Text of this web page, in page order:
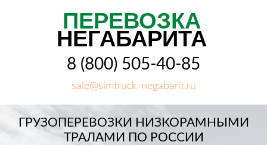
ПЕРЕВОЗКА
НЕГАБАРИТА
8 (800) 505-40-85
sale@simtruck-negabarit.ru
ГРУЗОПЕРЕВОЗКИ НИЗКОРАМНЫМИ
ТРАЛАМИ ПО РОССИИ